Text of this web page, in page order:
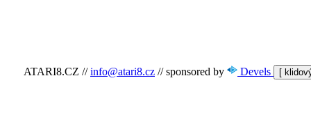
ATARI8.CZ // info@atari8.cz // sponsored by Devels [